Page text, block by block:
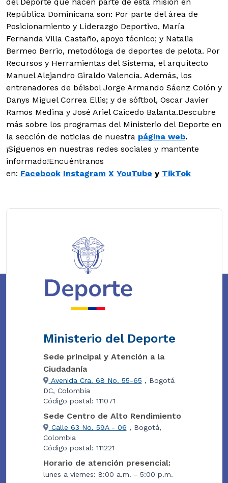
República Dominicana son: Por parte del área de
Posicionamiento y Liderazgo Deportivo, María
Fernanda Villa Castaño, apoyo técnico; y Natalia
Bermeo Berrio, metodóloga de deportes de pelota. Por
Recursos y Herramientas del Sistema, el arquitecto
Manuel Alejandro Giraldo Valencia. Además, los
entrenadores de béisbol Jorge Armando Sáenz Colón y
Danys Miguel Correa Ellis; y de sóftbol, Oscar Javier
Ramos Medina y José Ariel Caicedo Balanta.Descubre
más sobre los programas del Ministerio del Deporte en
la sección de noticias de nuestra página web.
¡Síguenos en nuestras redes sociales y mantente
informado!Encuéntranos
en: Facebook Instagram X YouTube y TikTok
Ministerio del Deporte
Sede principal y Atención a la
Ciudadanía
Avenida Cra. 68 No. 55-65 , Bogotá
DC, Colombia
Código postal: 111071
Sede Centro de Alto Rendimiento
Calle 63 No. 59A - 06 , Bogotá,
Colombia
Código postal: 111221
Horario de atención presencial:
lunes a viernes: 8:00 a.m. - 5:00 p.m.